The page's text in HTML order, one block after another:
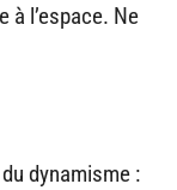
à l’espace. Ne
dynamisme :